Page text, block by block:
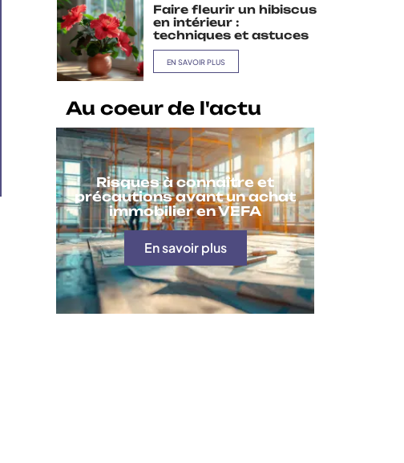
Faire fleurir un hibiscus
en intérieur :
techniques et astuces
EN SAVOIR PLUS
Au coeur de l'actu
Risques à connaître et
précautions avant un achat
immobilier en VEFA
En savoir plus